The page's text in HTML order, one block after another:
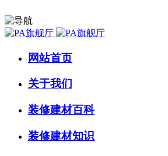
网站首页
关于我们
装修建材百科
装修建材知识